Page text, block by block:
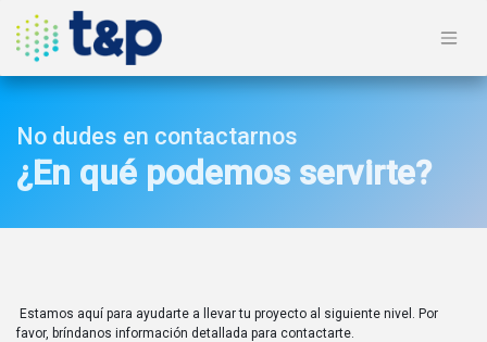
No dudes en contactarnos
¿En qué podemos servirte?
Estamos aquí para ayudarte a llevar tu proyecto al siguiente nivel. Por
favor, bríndanos información detallada para contactarte.